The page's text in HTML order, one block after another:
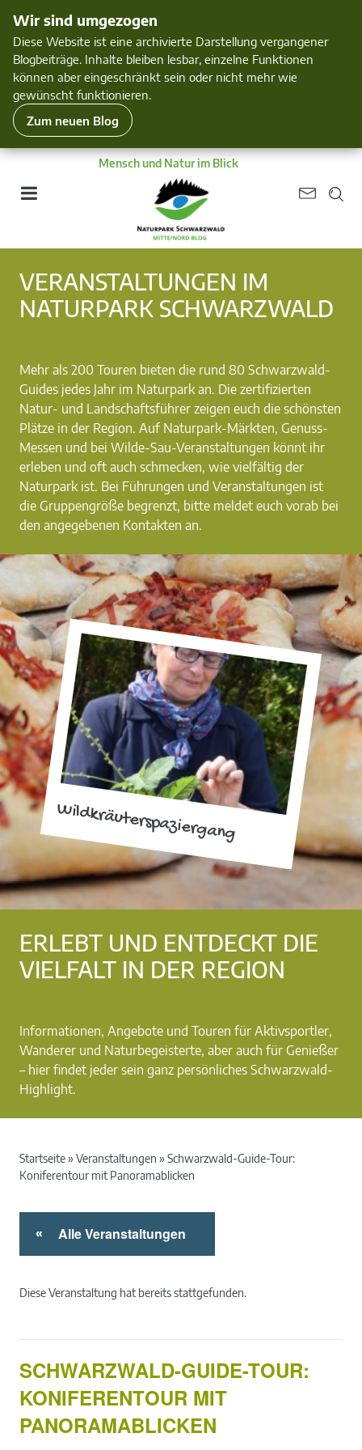
Wir sind umgezogen
Diese Website ist eine archivierte Darstellung vergangener
Blogbeiträge. Inhalte bleiben lesbar, einzelne Funktionen
können aber eingeschränkt sein oder nicht mehr wie
gewünscht funktionieren.
Zum neuen Blog
Mensch und Natur im Blick
Wildkräuterspaziergang
VERANSTALTUNGEN IM
NATURPARK SCHWARZWALD
Mehr als 200 Touren bieten die rund 80 Schwarzwald-
Guides jedes Jahr im Naturpark an. Die zertifizierten
Natur- und Landschaftsführer zeigen euch die schönsten
Plätze in der Region. Auf Naturpark-Märkten, Genuss-
Messen und bei Wilde-Sau-Veranstaltungen könnt ihr
erleben und oft auch schmecken, wie vielfältig der
Naturpark ist. Bei Führungen und Veranstaltungen ist
die Gruppengröße begrenzt, bitte meldet euch vorab bei
den angegebenen Kontakten an.
ERLEBT UND ENTDECKT DIE
VIELFALT IN DER REGION
Informationen, Angebote und Touren für Aktivsportler,
Wanderer und Naturbegeisterte, aber auch für Genießer
– hier findet jeder sein ganz persönliches Schwarzwald-
Highlight.
Startseite» Veranstaltungen » Schwarzwald-Guide-Tour:
Koniferentour mit Panoramablicken
« Alle Veranstaltungen
Diese Veranstaltung hat bereits stattgefunden.
SCHWARZWALD-GUIDE-TOUR:
KONIFERENTOUR MIT
PANORAMABLICKEN